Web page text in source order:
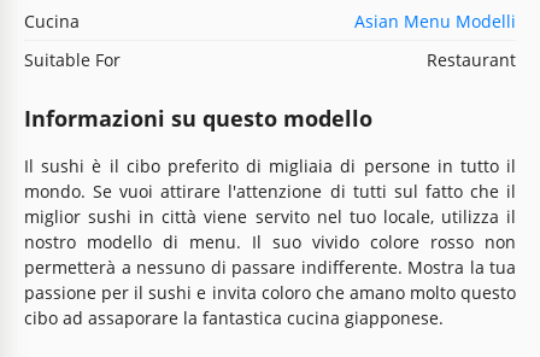
Cucina
Asian Menu Modelli
Suitable For
Restaurant
Informazioni su questo modello
Il sushi è il cibo preferito di migliaia di persone in tutto il
mondo. Se vuoi attirare l'attenzione di tutti sul fatto che il
miglior sushi in città viene servito nel tuo locale, utilizza il
nostro modello di menu. Il suo vivido colore rosso non
permetterà a nessuno di passare indifferente. Mostra la tua
passione per il sushi e invita coloro che amano molto questo
cibo ad assaporare la fantastica cucina giapponese.